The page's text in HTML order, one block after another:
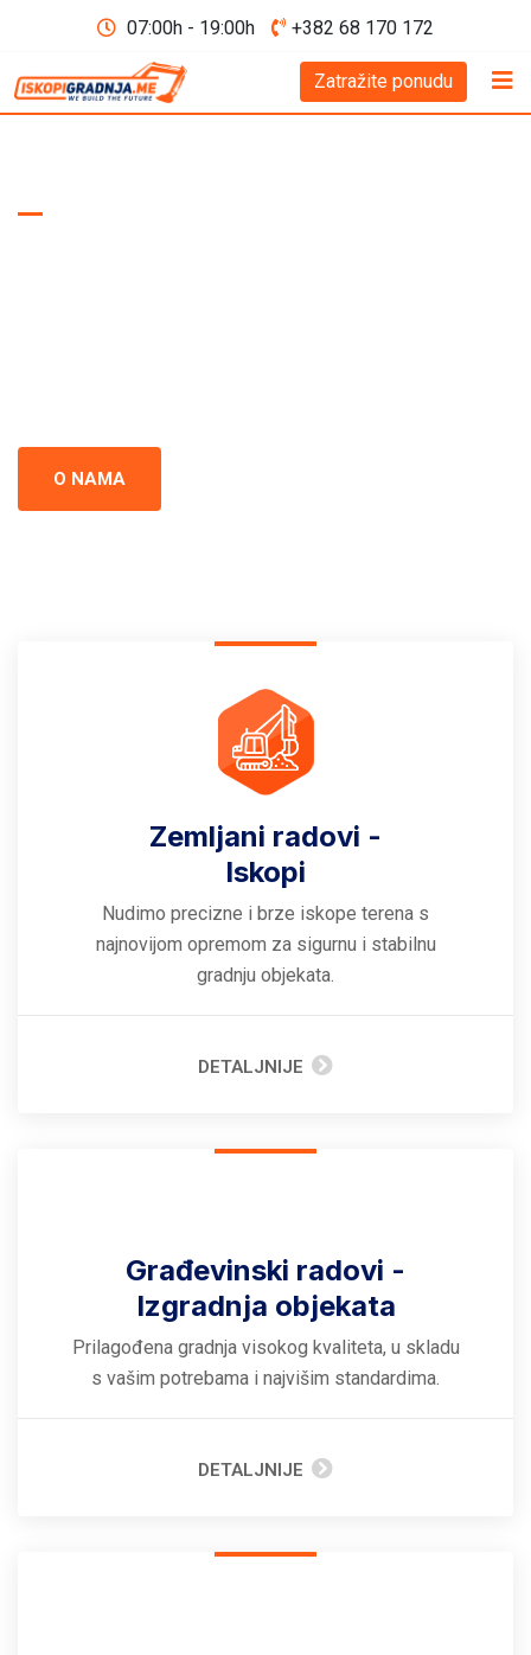
07:00h - 19:00h +382 68 170 172
Zatražite ponudu
O NAMA
Zemljani radovi -
Iskopi
Nudimo precizne i brze iskope terena s
najnovijom opremom za sigurnu i stabilnu
gradnju objekata.
DETALJNIJE
Građevinski radovi -
Izgradnja objekata
Prilagođena gradnja visokog kvaliteta, u skladu
s vašim potrebama i najvišim standardima.
DETALJNIJE